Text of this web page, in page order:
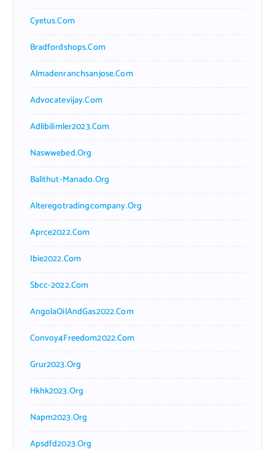
Cyetus.com
Bradfordshops.com
Almadenranchsanjose.com
Advocatevijay.com
Adlibilimler2023.com
Naswwebed.org
Balithut-Manado.org
Alteregotradingcompany.org
Aprce2022.com
Ibie2022.com
Sbcc-2022.com
AngolaOilAndGas2022.com
Convoy4Freedom2022.com
Grur2023.org
Hkhk2023.org
Napm2023.org
Apsdfd2023.org